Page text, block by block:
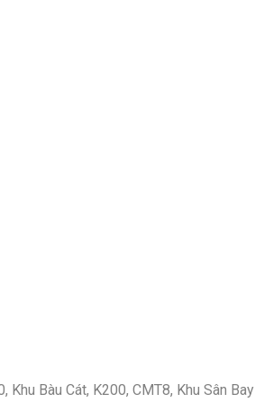
Khu Bàu Cát, K200, CMT8, Khu Sân Bay